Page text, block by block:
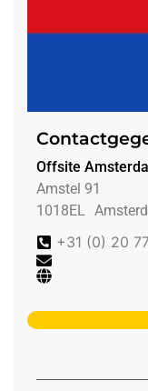
Offsite
Amstel 91
1018EL
+31 (0) 20